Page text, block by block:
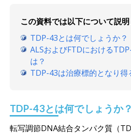
この資料では以下について説明
TDP-43とは何でしょうか？
ALSおよびFTDにおける
は？
TDP-43は治療標的となり得
TDP-43とは何でしょうか？
転写調節DNA結合タンパク質（